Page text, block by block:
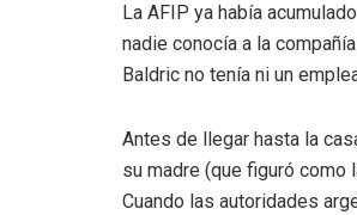
La AFIP ya había
nadie conocía a la
Baldric no tenía ni un
Antes de llegar hasta la
su madre (que figuró como
Cuando las autoridades